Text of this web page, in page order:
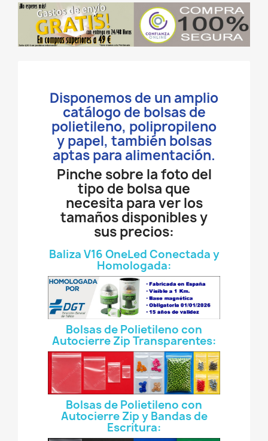
Disponemos de un amplio
catálogo de bolsas de
polietileno, polipropileno
y papel, también bolsas
aptas para alimentación.
Pinche sobre la foto del
tipo de bolsa que
necesita para ver los
tamaños disponibles y
sus precios:
Baliza V16 OneLed Conectada y
Homologada:
Bolsas de Polietileno con
Autocierre Zip Transparentes:
Bolsas de Polietileno con
Autocierre Zip y Bandas de
Escritura: